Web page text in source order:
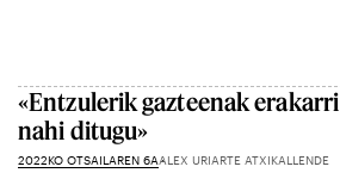
«Entzulerik gazteenak erakarri
nahi ditugu»
2022KO OTSAILAREN 6AALEX URIARTE ATXIKALLENDE